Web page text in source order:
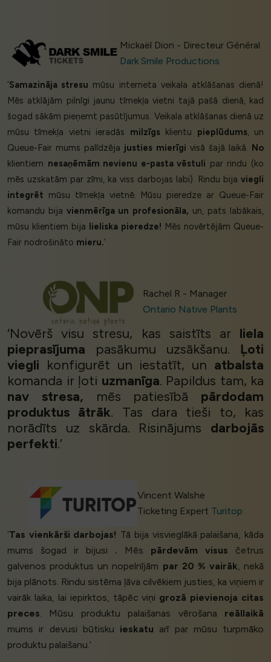
Mickaël Dion - Directeur Général
Dark Smile Productions
‘Samazināja stresu mūsu interneta veikala atklāšanas dienā!
Mēs atklājām pilnīgi jaunu tīmekļa vietni tajā pašā dienā, kad
šogad sākām pieņemt pasūtījumus. Veikala atklāšanas dienā uz
mūsu tīmekļa vietni ieradās milzīgsklientu pieplūdums, un
Queue-Fair mums palīdzēja justies mierīgi visā šajā laikā. No
klientiem nesaņēmām nevienu e-pasta vēstuli par rindu (ko
mēs uzskatām par zīmi, ka viss darbojas labi). Rindu bija viegli
integrēt mūsu tīmekļa vietnē. Mūsu pieredze ar Queue-Fair
komandu bijavienmērīga un profesionāla, un, pats labākais,
mūsu klientiem bija lieliska pieredze! Mēs novērtējām Queue-
Fair nodrošināto mieru.’
Rachel R - Manager
Ontario Native Plants
‘Novērš visu stresu, kas saistīts ar liela
pieprasījuma pasākumu uzsākšanu. Ļoti
viegli konfigurēt un iestatīt, un atbalsta
komanda ir ļoti uzmanīga. Papildus tam, ka
nav stresa, mēs patiesībā pārdodam
produktus ātrāk. Tas dara tieši to, kas
norādīts uz skārda. Risinājums darbojās
perfekti.’
Vincent Walshe
Ticketing Expert Turitop
‘Tas vienkārši darbojas! Tā bija visvieglākā palaišana, kāda
mums šogad ir bijusi . Mēs pārdevām visus četrus
galvenos produktus un nopelnījām par 20 % vairāk, nekā
bija plānots. Rindu sistēma ļāva cilvēkiem justies, ka viņiem ir
vairāk laika, lai iepirktos, tāpēc viņi grozā pievienoja citas
preces. Mūsu produktu palaišanas vērošana reāllaikā
mums ir devusi būtisku ieskatu arī par mūsu turpmāko
produktu palaišanu.’